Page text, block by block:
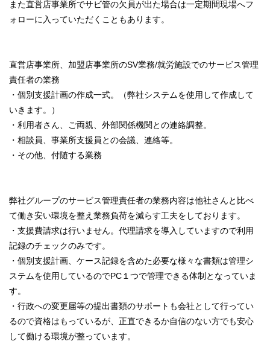
また直営店事業所でサビ管の欠員が出た場合は一定期間現場へフ
ォローに入っていただくこともあります。
直営店事業所、加盟店事業所のSV業務/就労施設でのサービス管理
責任者の業務
・個別支援計画の作成一式。（弊社システムを使用して作成して
いきます。）
・利用者さん、ご両親、外部関係機関との連絡調整。
・相談員、事業所支援員との会議、連絡等。
・その他、付随する業務
弊社グループのサービス管理責任者の業務内容は他社さんと比べ
て働き安い環境を整え業務負荷を減らす工夫をしております。
・支援費請求は行いません。代理請求を導入していますので利用
記録のチェックのみです。
・個別支援計画、ケース記録を含めた必要な様々な書類は管理シ
ステムを使用しているのでPC１つで管理できる体制となっていま
す。
・行政への変更届等の提出書類のサポートも会社として行ってい
るので資格はもっているが、正直できるか自信のない方でも安心
して働ける環境が整っています。